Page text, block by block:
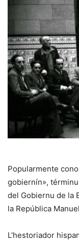
Popularmente
gobiernín»,
del Gobiernu de la
la República
L’hestoriador